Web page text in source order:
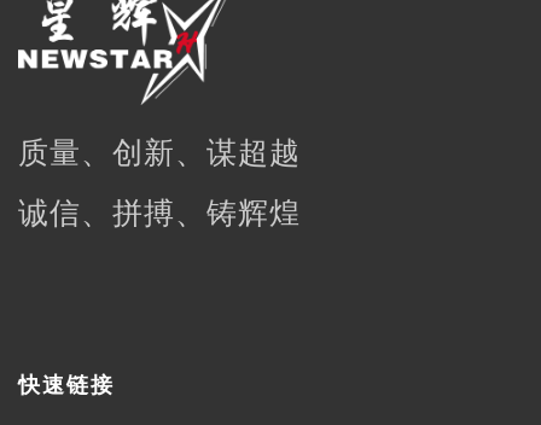
质量、创新、谋超越
诚信、拼搏、铸辉煌
快速链接